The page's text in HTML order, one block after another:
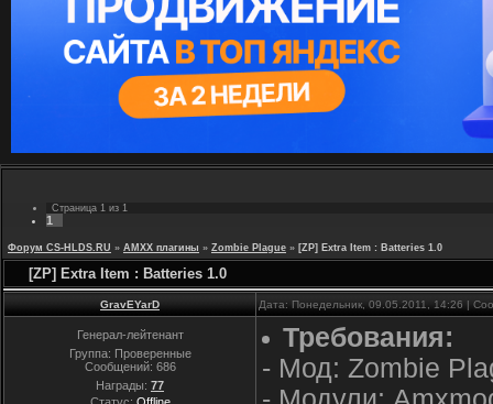
Страница 1 из 1
1
Форум CS-HLDS.RU » AMXX плагины » Zombie Plague » [ZP] Extra Item : Batteries 1.0
[ZP] Extra Item : Batteries 1.0
GravEYarD Дата: Понедельник, 09.05.2011, 14:26 |
Генерал-лейтенант
Группа: Проверенные
Сообщений: 686
Награды: 77
Требования:
- Мод: Zombie